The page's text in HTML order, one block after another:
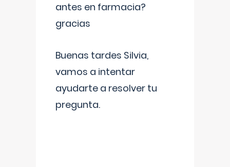
antes en farmacia?
gracias
Buenas tardes Silvia,
vamos a intentar
ayudarte a resolver tu
pregunta.